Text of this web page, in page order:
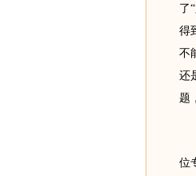
了
得
不
还
题
位